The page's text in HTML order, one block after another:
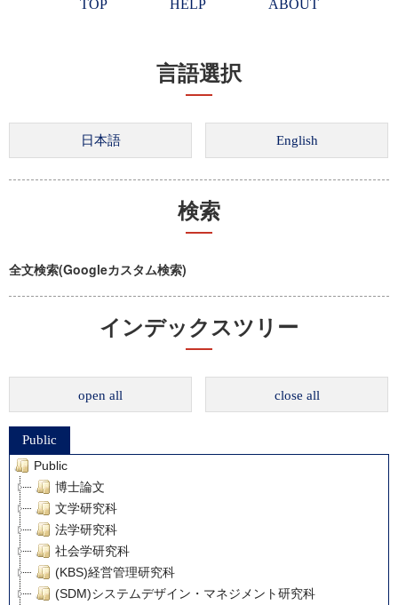
TOP HELP ABOUT
言語選択
検索
全文検索(Googleカスタム検索)
インデックスツリー
open all close all
Public
Public
博士論文
文学研究科
法学研究科
社会学研究科
(KBS)経営管理研究科
(SDM)システムデザイン・マネジメント研究科